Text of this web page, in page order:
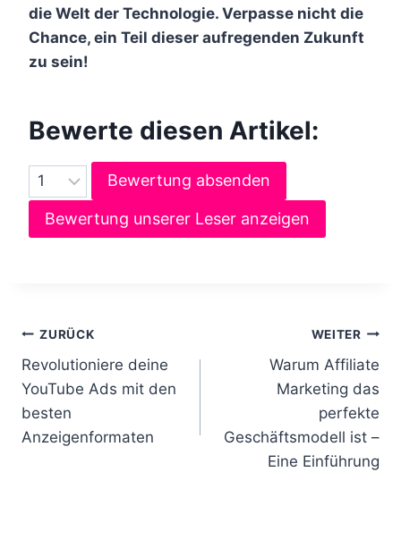
die Welt der Technologie. Verpasse nicht die
Chance, ein Teil dieser aufregenden Zukunft
zu sein!
Bewerte diesen Artikel:
Bewertung absenden
Bewertung unserer Leser anzeigen
B
e
i
t
ZURÜCK
Revolutioniere deine
YouTube Ads mit den
besten
Anzeigenformaten
WEITER
Warum Affiliate
Marketing das
perfekte
Geschäftsmodell ist –
Eine Einführung